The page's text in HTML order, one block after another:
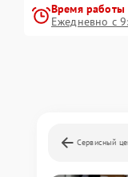
Время работы
Ежедневно с
Сервисный